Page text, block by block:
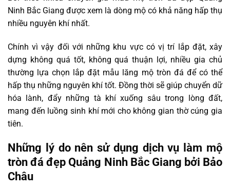
Ninh Bắc Giang được xem là dòng mộ có khả năng hấp thụ
nhiều nguyên khí nhất.
Chính vì vậy đối với những khu vực có vị trí lắp đặt, xây
dựng không quá tốt, không quá thuận lợi, nhiều gia chủ
thường lựa chọn lắp đặt mẫu lăng mộ tròn đá để có thể
hấp thụ những nguyên khí tốt. Đồng thời sẽ giúp chuyển dữ
hóa lành, đẩy những tà khí xuống sâu trong lòng đất,
mang đến luồng sinh khí mới cho không gian thờ cúng gia
tiên.
Những lý do nên sử dụng dịch vụ làm mộ
tròn đá đẹp Quảng Ninh Bắc Giang bởi Bảo
Châu